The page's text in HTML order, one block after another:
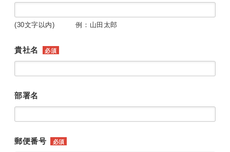
(30文字以内) 例：山田太郎
貴社名 必須
部署名
郵便番号 必須